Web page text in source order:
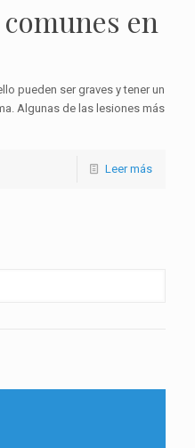
en
pueden ser graves y tener un
Algunas de las lesiones más
Leer más